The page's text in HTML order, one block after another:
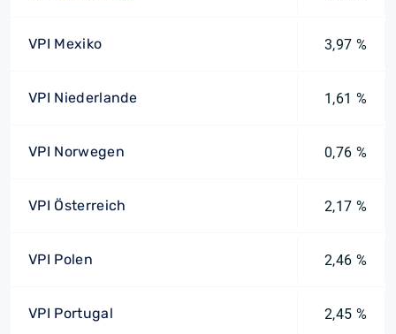
VPI Mexiko 3,97 %
VPI Niederlande 1,61 %
VPI Norwegen 0,76 %
VPI Österreich 2,17 %
VPI Polen 2,46 %
VPI Portugal 2,45 %